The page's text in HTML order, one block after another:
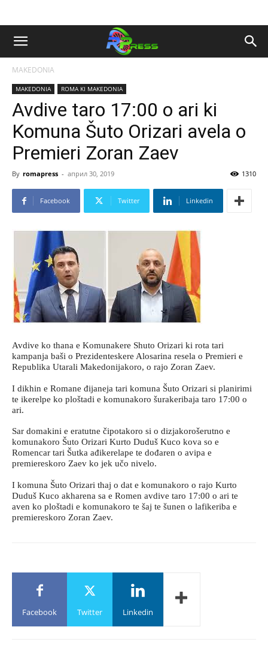
MAKEDONIA
MAKEDONIA ROMA KI MAKEDONIA
Avdive taro 17:00 o ari ki
Komuna Šuto Orizari avela o
Premieri Zoran Zaev
By romapress - април 30, 2019 1310
Facebook Twitter Linkedin
Avdive ko thana e Komunakere Shuto Orizari ki rota tari
kampanja baši o Prezidenteskere Alosarina resela o Premieri e
Republika Utarali Makedonijakoro, o rajo Zoran Zaev.
I dikhin e Romane đijaneja tari komuna Šuto Orizari si planirimi
te ikerelpe ko ploštadi e komunakoro šurakeribaja taro 17:00 o
ari.
Sar domakini e eratutne čipotakoro si o dizjakorošerutno e
komunakoro Šuto Orizari Kurto Duduš Kuco kova so e
Romencar tari Šutka ađikerelape te dođaren o avipa e
premiereskoro Zaev ko jek učo nivelo.
I komuna Šuto Orizari thaj o dat e komunakoro o rajo Kurto
Duduš Kuco akharena sa e Romen avdive taro 17:00 o ari te
aven ko ploštadi e komunakoro te šaj te šunen o lafikeriba e
premiereskoro Zoran Zaev.
Facebook Twitter Linkedin